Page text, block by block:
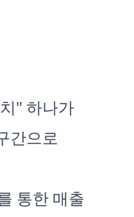
" 하나가
간으로
통한 매출